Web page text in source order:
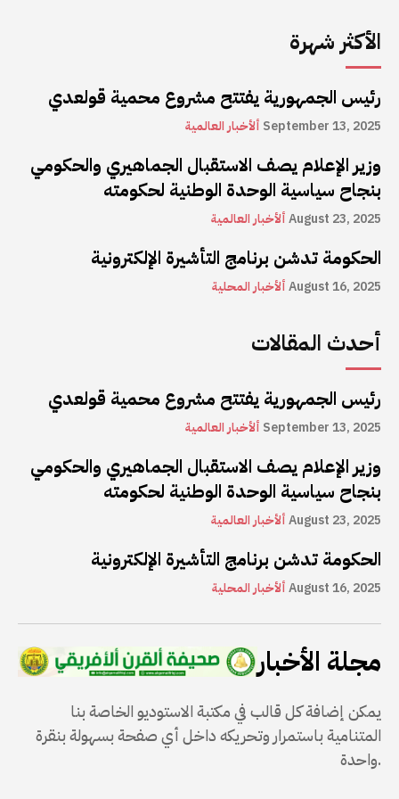
الأكثر شهرة
رئيس الجمهورية يفتتح مشروع محمية قولعدي
ألأخبار العالمية September 13, 2025
وزير الإعلام يصف الاستقبال الجماهيري والحكومي
بنجاح سياسية الوحدة الوطنية لحكومته
ألأخبار العالميةAugust 23, 2025
الحكومة تدشن برنامج التأشيرة الإلكترونية
ألأخبار المحليةAugust 16, 2025
أحدث المقالات
رئيس الجمهورية يفتتح مشروع محمية قولعدي
ألأخبار العالمية September 13, 2025
وزير الإعلام يصف الاستقبال الجماهيري والحكومي
بنجاح سياسية الوحدة الوطنية لحكومته
ألأخبار العالميةAugust 23, 2025
الحكومة تدشن برنامج التأشيرة الإلكترونية
ألأخبار المحليةAugust 16, 2025
مجلة الأخبار
يمكن إضافة كل قالب في مكتبة الاستوديو الخاصة بنا
المتنامية باستمرار وتحريكه داخل أي صفحة بسهولة بنقرة
واحدة.